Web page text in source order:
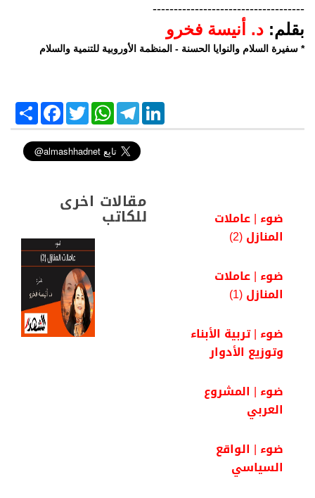
------------------------------------
بقلم: د. أنيسة فخرو
* سفيرة السلام والنوايا الحسنة - المنظمة الأوروبية للتنمية والسلام
S
h
a
r
e
F
a
c
e
b
o
T
w
i
t
t
e
W
h
a
t
s
A
T
e
l
e
g
r
L
i
n
مقالات اخرى
للكاتب
ضوء | عاملات
المنازل (2)
ضوء | عاملات
المنازل (1)
ضوء | تربية الأبناء
وتوزيع الأدوار
ضوء | المشروع
العربي
ضوء | الواقع
السياسي